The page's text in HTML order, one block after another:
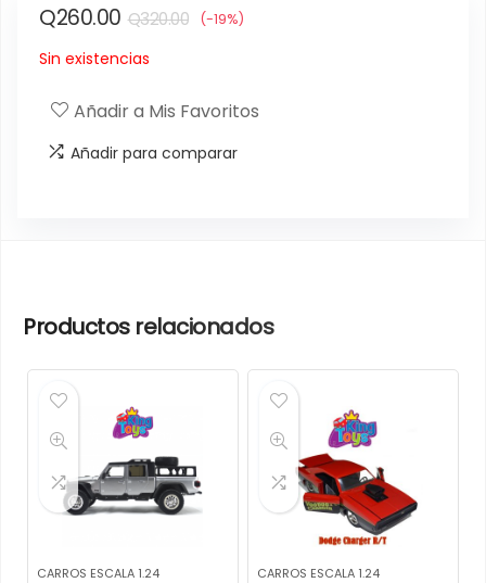
Q320.00El
era:
Q260.00
El
es:
(-19%)
Sin existencias
Añadir a Mis Favoritos
Añadir para comparar
Productos relacionados
CARROS ESCALA 1.24 CARROS ESCALA 1.24